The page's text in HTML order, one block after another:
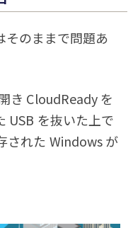
そのままで問題あ
き CloudReady を
USB を抜いた上で
された Windows が